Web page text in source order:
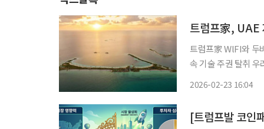
트럼프家, UAE
트럼프家 WlFI와 두
속 기술 주권 탈취 우려 나
2026-02-23 16:04
[트럼프발 코인